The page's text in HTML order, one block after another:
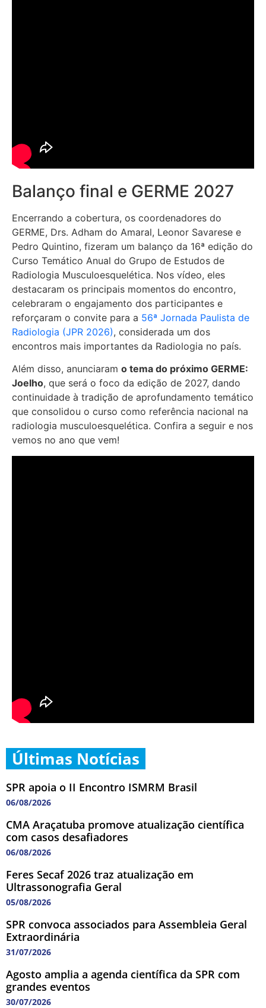
Balanço final e GERME 2027
Encerrando a cobertura, os coordenadores do
GERME, Drs. Adham do Amaral, Leonor Savarese e
Pedro Quintino, fizeram um balanço da 16ª edição do
Curso Temático Anual do Grupo de Estudos de
Radiologia Musculoesquelética. Nos vídeo, eles
destacaram os principais momentos do encontro,
celebraram o engajamento dos participantes e
reforçaram o convite para a 56ª Jornada Paulista de
Radiologia (JPR 2026), considerada um dos
encontros mais importantes da Radiologia no país.
Além disso, anunciaram o tema do próximo GERME:
Joelho, que será o foco da edição de 2027, dando
continuidade à tradição de aprofundamento temático
que consolidou o curso como referência nacional na
radiologia musculoesquelética. Confira a seguir e nos
vemos no ano que vem!
Últimas Notícias
SPR apoia o II Encontro ISMRM Brasil
06/08/2026
CMA Araçatuba promove atualização científica
com casos desafiadores
06/08/2026
Feres Secaf 2026 traz atualização em
Ultrassonografia Geral
05/08/2026
SPR convoca associados para Assembleia Geral
Extraordinária
31/07/2026
Agosto amplia a agenda científica da SPR com
grandes eventos
30/07/2026